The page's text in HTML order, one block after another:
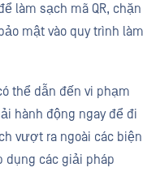
làm sạch mã QR, chặn
mật vào quy trình làm
thể dẫn đến vi phạm
hành động ngay để đi
vượt ra ngoài các biện
dụng các giải pháp